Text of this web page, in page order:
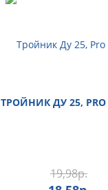
ТРОЙНИК ДУ 25, PRO
19,98р.